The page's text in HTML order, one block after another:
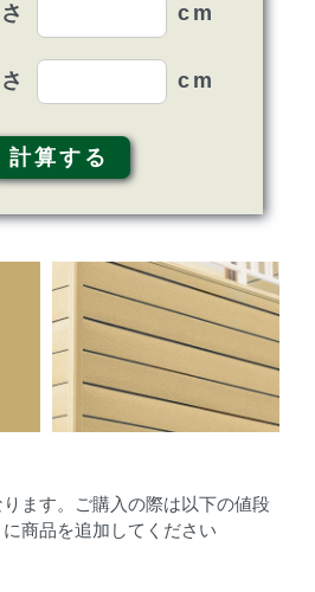
ます。ご購入の際は以下の値段
商品を追加してください